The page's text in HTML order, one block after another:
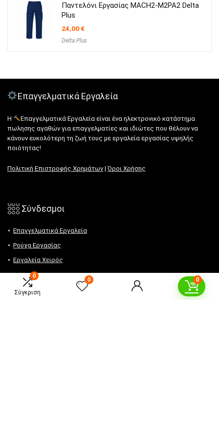
0
Σύγκριση
0 0
Παντελόνι Εργασίας MACH2-M2PA2 Delta
Plus
24,00€
Delta Plus
Επαγγελματικά Εργαλεία
Η
Επαγγελματικά Εργαλεία είναι ένα ηλεκτρονικό κατάστημα
πωλησης αγαθών για επαγγελματίες και ιδιώτες που θέλουν να
κάνουν ευκολότερη τη ζωή τους με εργαλεία εργασίας υψηλής
ποιότητας!
Πολιτική Επιστροφής Χρημάτων | Όροι Χρήσης
𓃑 Σύνδεσμοι
Επαγγελματικά Εργαλεία
Ρούχα Εργασίας
Εργαλεία Χειρός
Αρ. ΓΕΜΗ: 24331147000